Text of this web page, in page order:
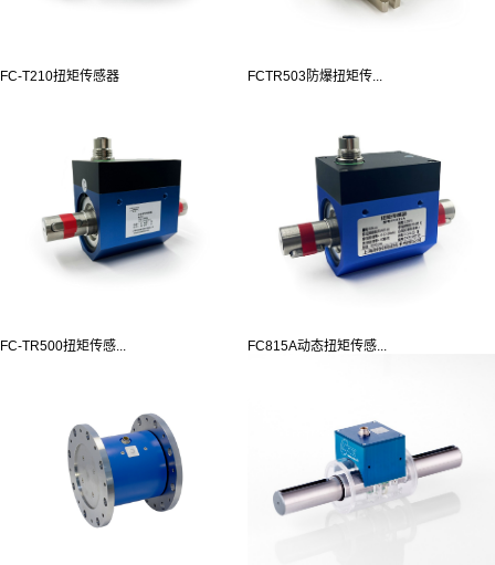
FC-T210扭矩传感器 FCTR503防爆扭矩传...
FC-TR500扭矩传感... FC815A动态扭矩传感...